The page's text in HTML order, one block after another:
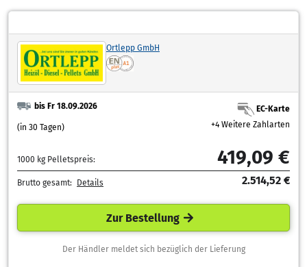
Ortlepp GmbH
bis Fr 18.09.2026
(in 30 Tagen)
EC-Karte
+4 Weitere Zahlarten
1000 kg Pelletspreis: 419,09 €
Brutto gesamt: Details 2.514,52 €
Zur Bestellung
Der Händler meldet sich bezüglich der Lieferung